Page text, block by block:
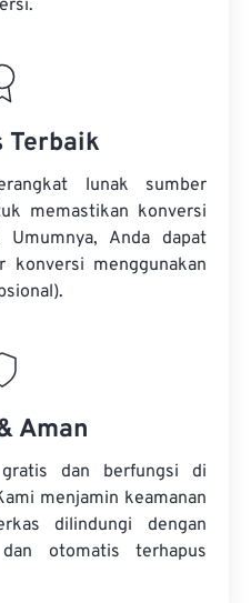
Terbaik
lunak sumber
memastikan konversi
Anda dapat
konversi menggunakan
Aman
dan berfungsi di
menjamin keamanan
dilindungi dengan
otomatis terhapus